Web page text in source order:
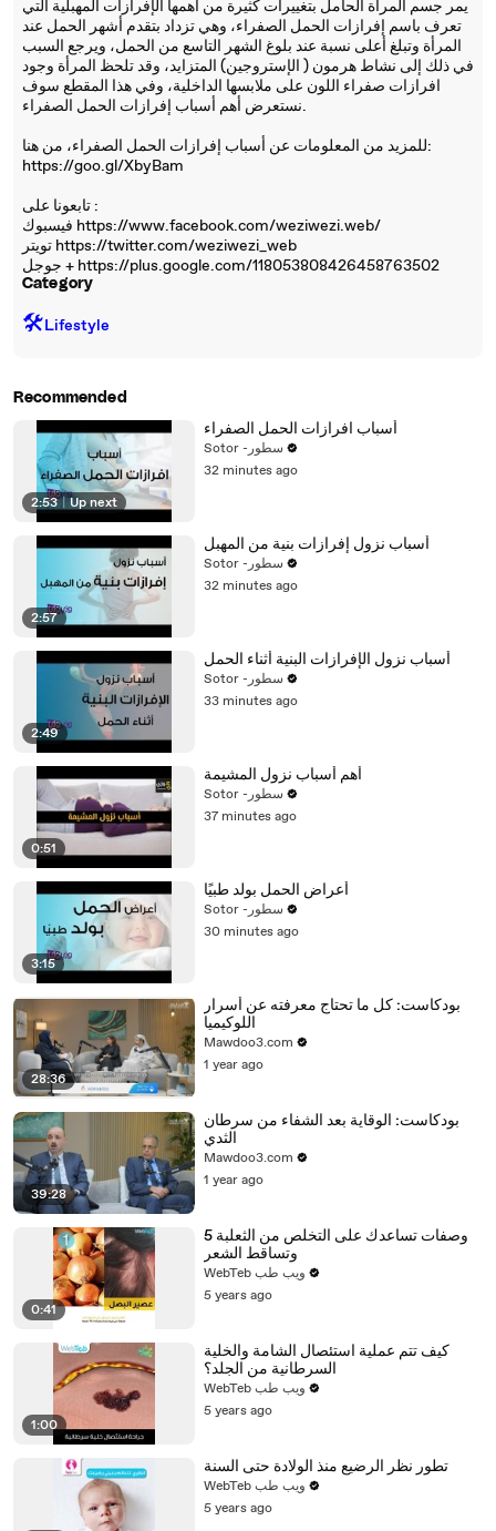
يمر جسم المرأة الحامل بتغييرات كثيرة من أهمها الإفرازات المهبلية التي
تعرف باسم إفرازات الحمل الصفراء، وهي تزداد بتقدم أشهر الحمل عند
المرأة وتبلغ أعلى نسبة عند بلوغ الشهر التاسع من الحمل، ويرجع السبب
في ذلك إلى نشاط هرمون ( الإستروجين) المتزايد، وقد تلحظ المرأة وجود
افرازات صفراء اللون على ملابسها الداخلية، وفي هذا المقطع سوف
نستعرض أهم أسباب إفرازات الحمل الصفراء.
للمزيد من المعلومات عن أسباب إفرازات الحمل الصفراء، من هنا:
https://goo.gl/XbyBam
تابعونا على :
فيسبوك https://www.facebook.com/weziwezi.web/
تويتر https://twitter.com/weziwezi_web
جوجل + https://plus.google.com/118053808426458763502
Category
🛠️Lifestyle
Recommended
2:53 | Up next
أسباب افرازات الحمل الصفراء
Sotor -سطور
32 minutes ago
2:57
أسباب نزول إفرازات بنية من المهبل
Sotor -سطور
32 minutes ago
2:49
أسباب نزول الإفرازات البنية أثناء الحمل
Sotor -سطور
33 minutes ago
0:51
أهم أسباب نزول المشيمة
Sotor -سطور
37 minutes ago
3:15
أعراض الحمل بولد طبيًا
Sotor -سطور
30 minutes ago
28:36
بودكاست: كل ما تحتاج معرفته عن أسرار
اللوكيميا
Mawdoo3.com
1 year ago
39:28
بودكاست: الوقاية بعد الشفاء من سرطان
الثدي
Mawdoo3.com
1 year ago
0:41
5 وصفات تساعدك على التخلص من الثعلبة
وتساقط الشعر
WebTeb ويب طب
5 years ago
1:00
كيف تتم عملية استئصال الشامة والخلية
السرطانية من الجلد؟
WebTeb ويب طب
5 years ago
تطور نظر الرضيع منذ الولادة حتى السنة
WebTeb ويب طب
5 years ago